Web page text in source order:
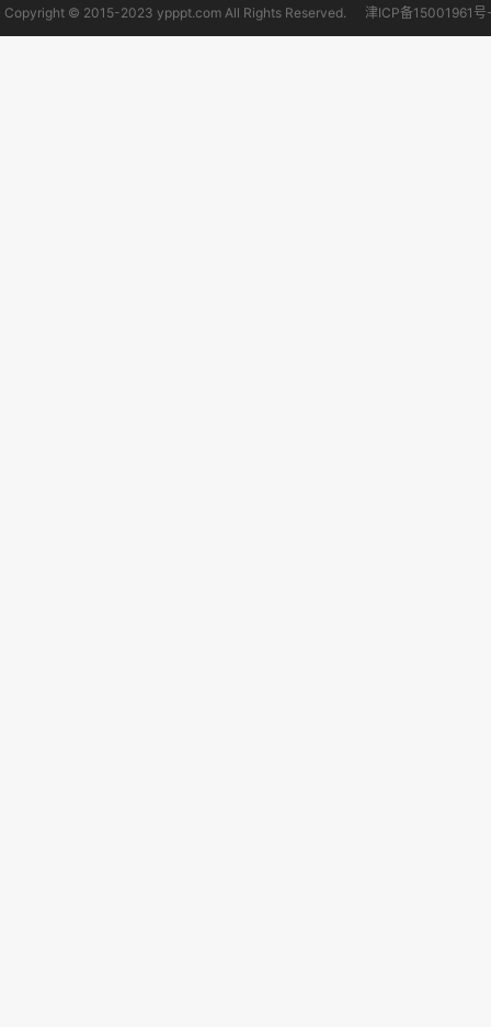
Copyright © 2015-2023 ypppt.com All Rights Reserved. 津ICP备15001961号